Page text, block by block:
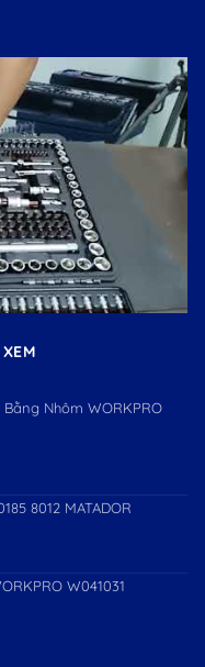
Nhôm WORKPRO
8012 MATADOR
W041031